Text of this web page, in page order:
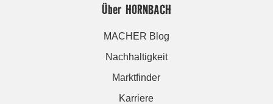
Über HORNBACH
MACHER Blog
Nachhaltigkeit
Marktfinder
Karriere